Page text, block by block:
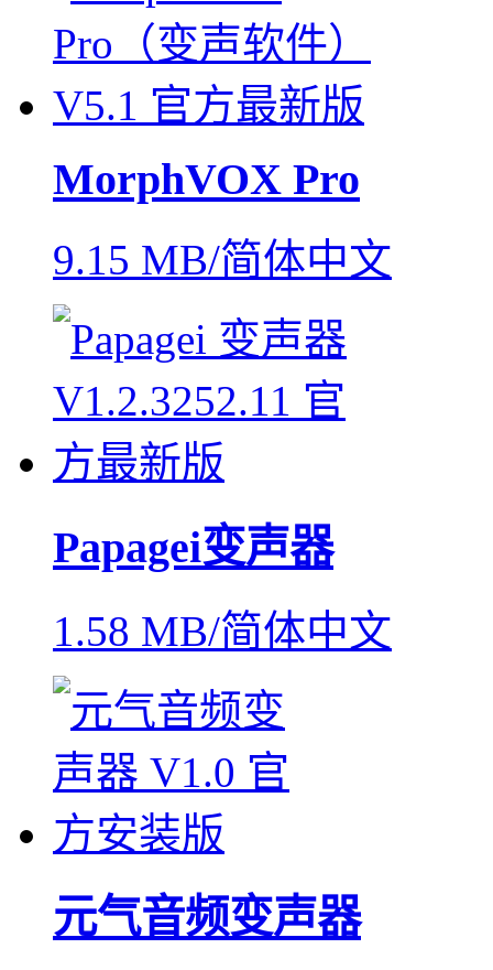
MorphVOX Pro
9.15 MB/简体中文
Papagei变声器
1.58 MB/简体中文
元气音频变声器